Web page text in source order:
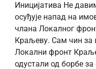
Иницијатива Не
осуђује напад на
члана Локалног
Краљеву. Сам чин за
Локални фронт
одустали од борбе